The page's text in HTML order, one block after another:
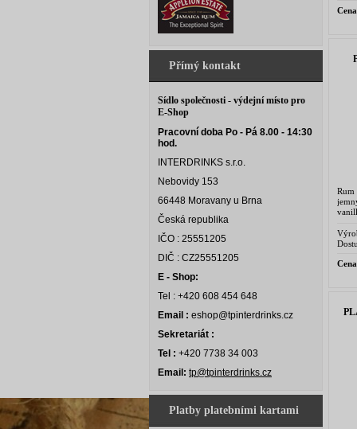
Přímý kontakt
Sídlo společnosti - výdejní místo pro
E-Shop
Pracovní doba Po - Pá 8.00 - 14:30
hod.
INTERDRINKS s.r.o.
Nebovidy 153
66448 Moravany u Brna
Česká republika
IČO : 25551205
DIČ : CZ25551205
E - Shop:
Tel : +420 608 454 648
Email : eshop@tpinterdrinks.cz
Sekretariát :
Tel : +420 7738 34 003
Email: tp@tpinterdrinks.cz
Platby platebními kartami
rumů